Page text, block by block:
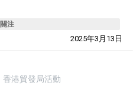
關注
2025年3月13日
香港貿發局活動